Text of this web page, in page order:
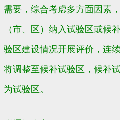
需要，综合考虑多方面因素
（市、区）纳入试验区或候
验区建设情况开展评价，连
将调整至候补试验区，候补
为试验区。